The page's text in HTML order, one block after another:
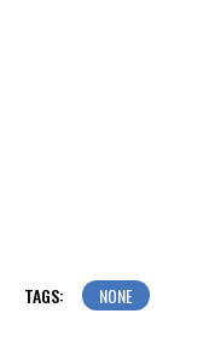
TAGS: NONE